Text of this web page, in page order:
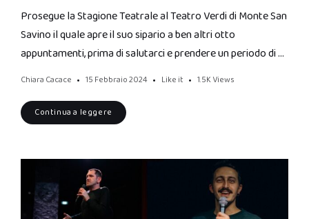
Prosegue la Stagione Teatrale al Teatro Verdi di Monte San
Savino il quale apre il suo sipario a ben altri otto
appuntamenti, prima di salutarci e prendere un periodo di …
Chiara Cacace 15 Febbraio 2024 Like it 1.5K Views
Continua a leggere